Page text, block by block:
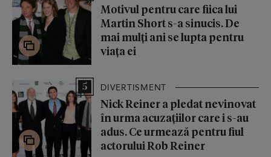
Motivul pentru care fiica lui
Martin Short s-a sinucis. De
mai mulți ani se lupta pentru
viața ei
5 DIVERTISMENT
Nick Reiner a pledat nevinovat
în urma acuzațiilor care i s-au
adus. Ce urmează pentru fiul
actorului Rob Reiner